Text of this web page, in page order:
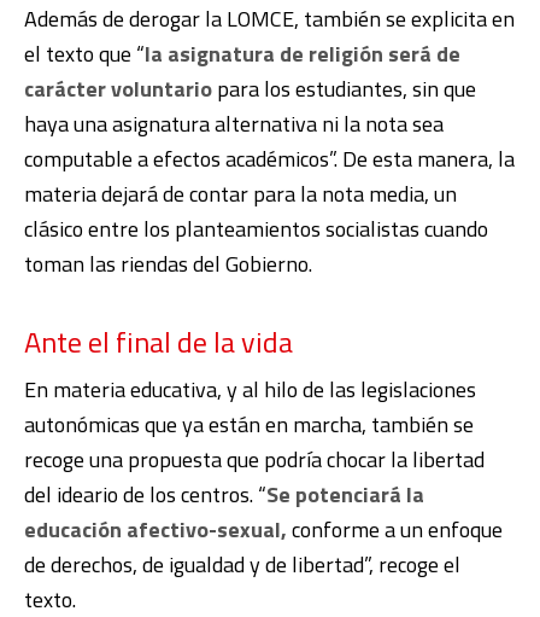
Además de derogar la LOMCE, también se explicita en
el texto que “la asignatura de religión será de
carácter voluntariopara los estudiantes, sin que
haya una asignatura alternativa ni la nota sea
computable a efectos académicos”. De esta manera, la
materia dejará de contar para la nota media, un
clásico entre los planteamientos socialistas cuando
toman las riendas del Gobierno.
Ante el final de la vida
En materia educativa, y al hilo de las legislaciones
autonómicas que ya están en marcha, también se
recoge una propuesta que podría chocar la libertad
del ideario de los centros. “Se potenciará la
educación afectivo-sexual,conforme a un enfoque
de derechos, de igualdad y de libertad”, recoge el
texto.